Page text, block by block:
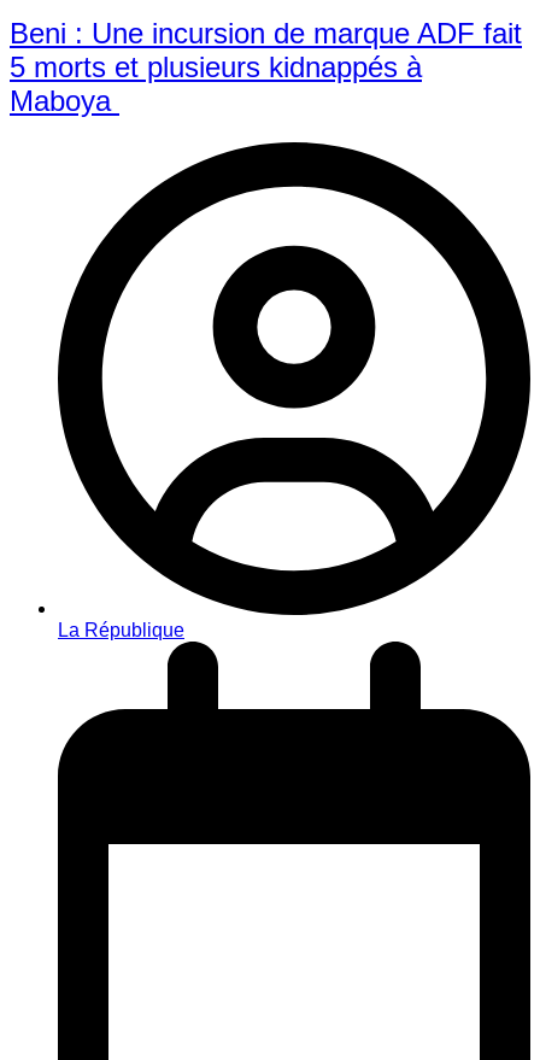
Beni : Une incursion de marque ADF fait
5 morts et plusieurs kidnappés à
Maboya
La République